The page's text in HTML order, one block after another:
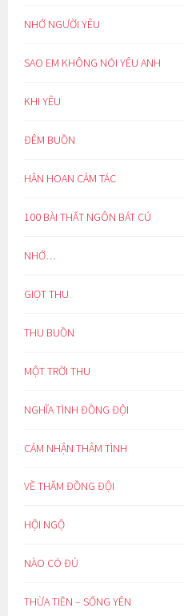
NHỚ NGƯỜI YÊU
SAO EM KHÔNG NÓI YÊU ANH
KHI YÊU
ĐÊM BUỒN
HÂN HOAN CẢM TÁC
100 BÀI THẤT NGÔN BÁT CÚ
NHỚ…
GIỌT THU
THU BUỒN
MỘT TRỜI THU
NGHĨA TÌNH ĐỒNG ĐỘI
CẢM NHẬN THÂM TÌNH
VỀ THĂM ĐỒNG ĐỘI
HỘI NGỘ
NÀO CÓ ĐỦ
THỪA TIỀN – SỐNG YÊN